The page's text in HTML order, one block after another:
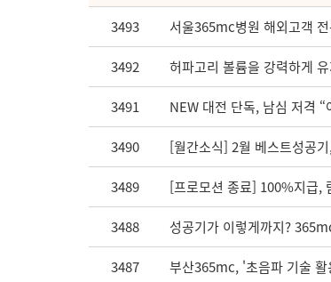
3493 서울365mc병원 해외고객
3492 허파고리 볼륨을 강력하게
3491 NEW 대전 단독, 남심 저격
3490 [월간소식] 2월 베스트성공
3489 [프로모션 종료] 100%지급,
3488 성공기가 이렇게까지?
3487 부산365mc, '초음파 기술